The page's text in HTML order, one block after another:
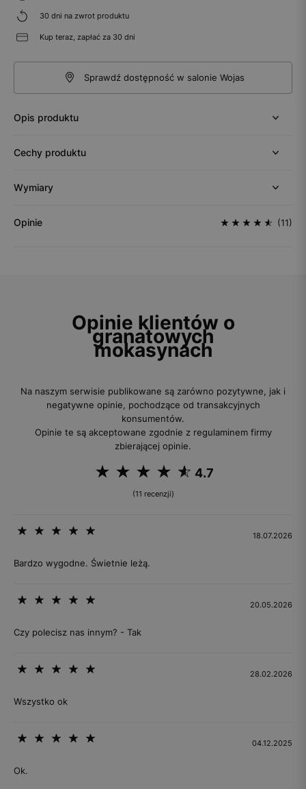
30 dni na zwrot produktu
Kup teraz, zapłać za 30 dni
Sprawdź dostępność w salonie Wojas
Opis produktu
Cechy produktu
Wymiary
Opinie (11)
Opinie klientów o
granatowych
mokasynach
Na naszym serwisie publikowane są zarówno pozytywne, jak i
negatywne opinie, pochodzące od transakcyjnych
konsumentów.
Opinie te są akceptowane zgodnie z regulaminem firmy
zbierającej opinie.
4.7
(11 recenzji)
18.07.2026
Bardzo wygodne. Świetnie leżą.
20.05.2026
Czy polecisz nas innym? - Tak
28.02.2026
Wszystko ok
04.12.2025
Ok.